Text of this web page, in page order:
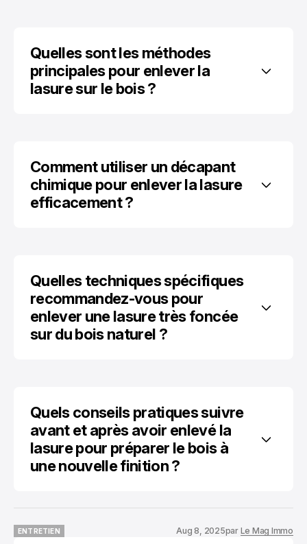
Quelles sont les méthodes
principales pour enlever la
lasure sur le bois ?
Comment utiliser un décapant
chimique pour enlever la lasure
efficacement ?
Quelles techniques spécifiques
recommandez-vous pour
enlever une lasure très foncée
sur du bois naturel ?
Quels conseils pratiques suivre
avant et après avoir enlevé la
lasure pour préparer le bois à
une nouvelle finition ?
ENTRETIEN
Aug 8, 2025par Le Mag Immo